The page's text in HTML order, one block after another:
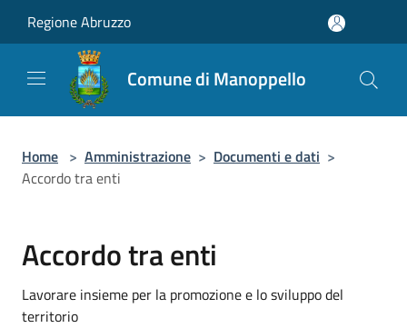
Regione Abruzzo
Comune di Manoppello
Home > Amministrazione > Documenti e dati >
Accordo tra enti
Accordo tra enti
Lavorare insieme per la promozione e lo sviluppo del
territorio